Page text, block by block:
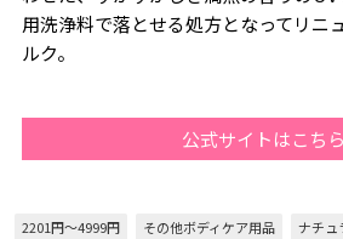
用洗浄料で落とせる処方となってリニ
ルク。
公式サイトはこちら
2201円～4999円 その他ボディケア用品
ナチュ